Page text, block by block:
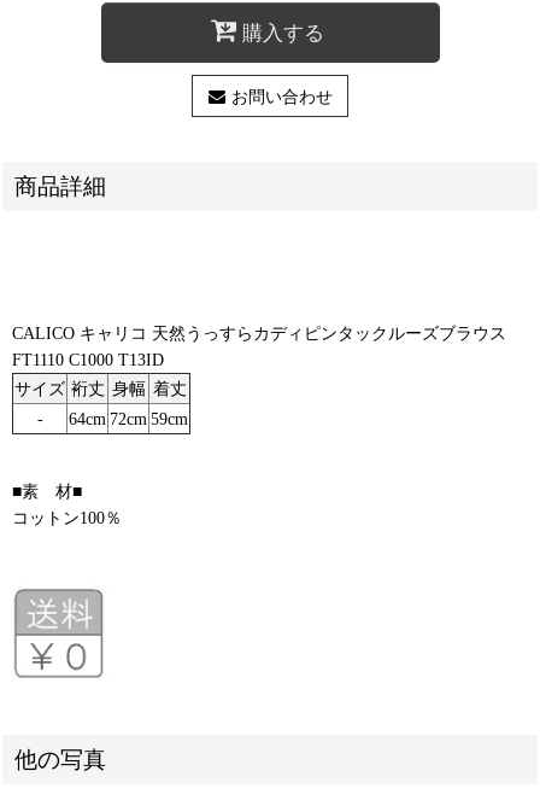
購入する
お問い合わせ
商品詳細
CALICO キャリコ 天然うっすらカディピンタックルーズブラウス
FT1110 C1000 T13ID
サイズ 裄丈 身幅 着丈
-
64cm 72cm 59cm
■素 材■
コットン100％
他の写真